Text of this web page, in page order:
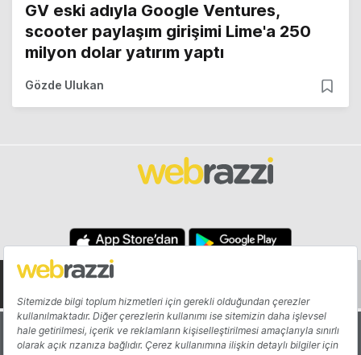
GV eski adıyla Google Ventures,
scooter paylaşım girişimi Lime'a 250
milyon dolar yatırım yaptı
Gözde Ulukan
Hakkında Yazarlar